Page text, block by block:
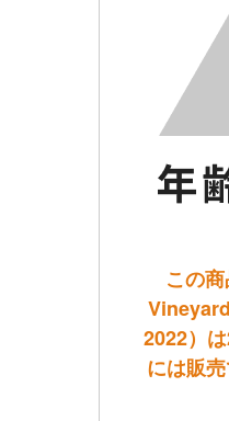
この
2022）
には販売